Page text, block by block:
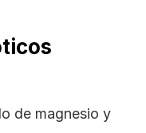
de magnesio y